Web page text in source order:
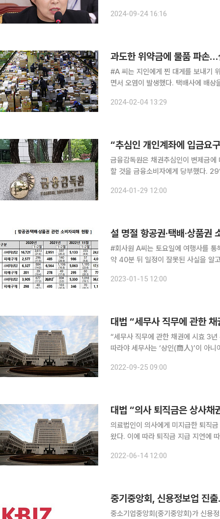
도와 맺은 ‘경기지역화폐 공동운영대
2024-09-24 16:16
과도한 위약금에 물품 파손…
#A 씨는 지인에게 찐 대게를 보내기
면서 오염이 발생했다. 택배사에 배
다. B 씨는 발행일로부터 5년이 지나
2024-02-04 13:29
금융감독원은 채권추심인이 변제금
할 것을 금융소비자에게 당부했다. 29일 금감원은 불법채권 추심으로 인한 금융소비자 피해를 예방
응요령’, ‘채무감면 진행 시 주의사항
2024-01-29 12:00
설 명절 항공권·택배·상품
#회사원 A씨는 토요일에 여행사를
약 40분 뒤 일정이 잘못된 사실을 알
휴 전후로 소비자 피해 발생 우려가
2023-01-15 12:00
대법 “세무사 직무에 관한
“세무사 직무에 관한 채권에 시효 3
따라야 세무사는 ‘상인(商人)’이 아니어서 세무사 직무에 관한 채권 소멸시효는 상사채권 소멸시효
심 박정화 대법관)는 25일 세무대리
2022-09-25 09:00
대법 “의사 퇴직금은 상사채
의료법인이 의사에게 미지급한 퇴직
왔다. 이에 따라 퇴직금 지급 지연에
소송 상고심에서 원고 일부 승소 판결
2022-06-14 12:00
중기중앙회, 신용정보업 진
중소기업중앙회(중기중앙회)가 신용